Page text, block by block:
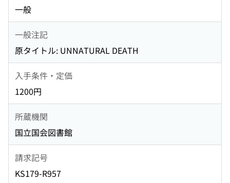
一般
一般注記
原タイトル: UNNATURAL DEATH
入手条件・定価
1200円
所蔵機関
国立国会図書館
請求記号
KS179-R957